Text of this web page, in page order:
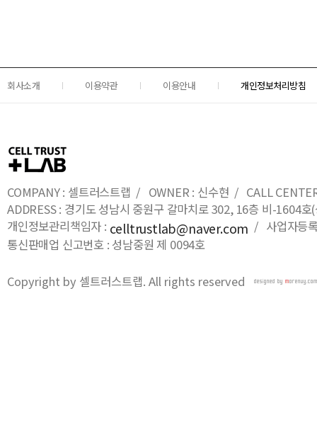
회사소개 이용약관 이용안내 개인정보처리방침
COMPANY : 셀트러스트랩 / OWNER : 신수현 / CALL
ADDRESS : 경기도 성남시 중원구 갈마치로 302, 16층 비-1604
개인정보관리책임자 : celltrustlab@naver.com / 사업자등
통신판매업 신고번호 : 성남중원 제 0094호
Copyright by 셀트러스트랩. All rights reserved